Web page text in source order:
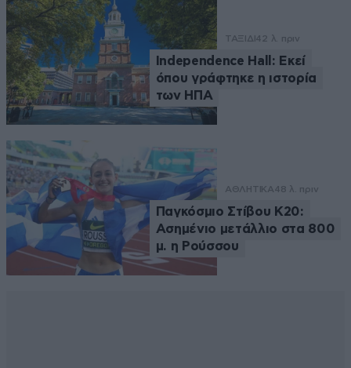
ΤΑΞΙΔΙ42 λ. πριν
Independence Hall: Εκεί
όπου γράφτηκε η ιστορία
των ΗΠΑ
ΑΘΛΗΤΙΚΑ48 λ. πριν
Παγκόσμιο Στίβου Κ20:
Ασημένιο μετάλλιο στα 800
μ. η Ρούσσου